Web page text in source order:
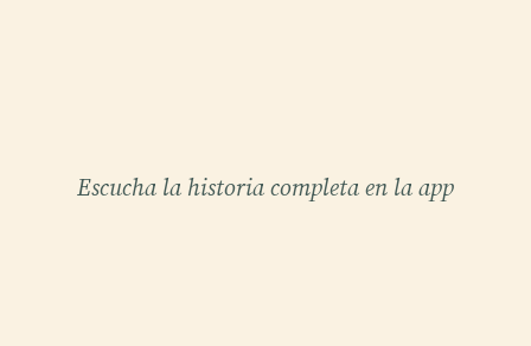
Escucha la historia completa en la app